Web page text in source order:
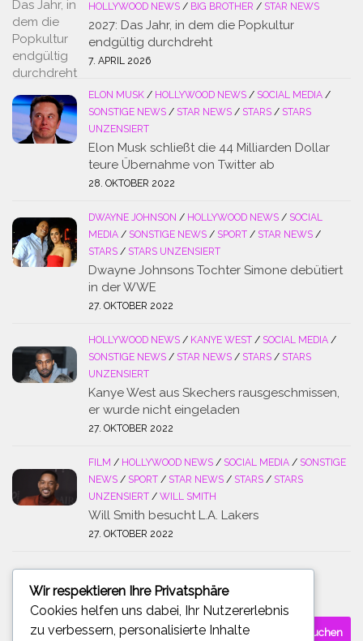
HOLLYWOOD NEWS / BIG BROTHER / STAR NEWS
2027: Das Jahr, in dem die Popkultur
endgültig durchdreht
7. APRIL 2026
ELON MUSK / HOLLYWOOD NEWS / SOCIAL MEDIA /
SONSTIGE NEWS / STAR NEWS / STARS / STARS
UNZENSIERT
Elon Musk schließt die 44 Milliarden Dollar
teure Übernahme von Twitter ab
28. OKTOBER 2022
DWAYNE JOHNSON / HOLLYWOOD NEWS / SOCIAL
MEDIA / SONSTIGE NEWS / SPORT / STAR NEWS /
STARS / STARS UNZENSIERT
Dwayne Johnsons Tochter Simone debütiert
in der WWE
27. OKTOBER 2022
HOLLYWOOD NEWS / KANYE WEST / SOCIAL MEDIA /
SONSTIGE NEWS / STAR NEWS / STARS / STARS
UNZENSIERT
Kanye West aus Skechers rausgeschmissen,
er wurde nicht eingeladen
27. OKTOBER 2022
FILM / HOLLYWOOD NEWS / SOCIAL MEDIA / SONSTIGE
NEWS / SPORT / STAR NEWS / STARS / STARS
UNZENSIERT / WILL SMITH
Will Smith besucht L.A. Lakers
27. OKTOBER 2022
Suchen
Wir respektieren Ihre Privatsphäre
Cookies helfen uns dabei, Ihr Nutzererlebnis
zu verbessern, personalisierte Inhalte